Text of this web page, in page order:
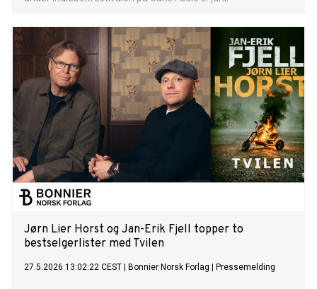
Jørn Lier Horst og Jan-Erik Fjell topper to
bestselgerlister med Tvilen
27.5.2026 13:02:22 CEST Bonnier Norsk Forlag Pressemelding